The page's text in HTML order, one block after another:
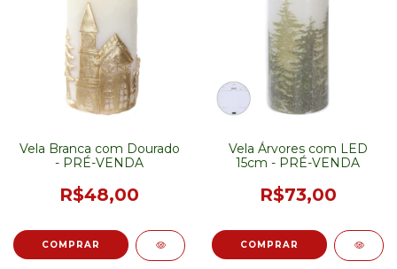
Vela Branca com Dourado
- PRÉ-VENDA
R$48,00
Vela Árvores com LED
15cm - PRÉ-VENDA
R$73,00